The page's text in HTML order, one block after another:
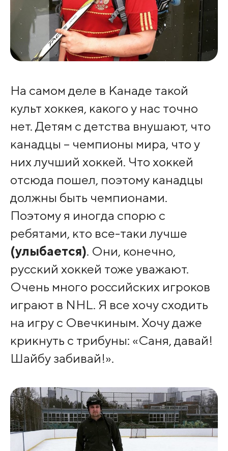
На самом деле в Канаде такой
культ хоккея, какого у нас точно
нет. Детям с детства внушают, что
канадцы – чемпионы мира, что у
них лучший хоккей. Что хоккей
отсюда пошел, поэтому канадцы
должны быть чемпионами.
Поэтому я иногда спорю с
ребятами, кто все-таки лучше
(улыбается). Они, конечно,
русский хоккей тоже уважают.
Очень много российских игроков
играют в NHL. Я все хочу сходить
на игру с Овечкиным. Хочу даже
крикнуть с трибуны: «Саня, давай!
Шайбу забивай!».